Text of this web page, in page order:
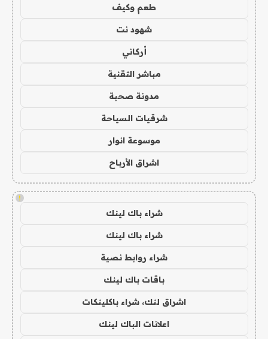
طعم وكيف
شهود نت
أركاني
مباشر التقنية
مدونة صحبة
شرقيات السياحة
موسوعة انوار
اشراق الأرباح
!
شراء باك لينك
شراء باك لينك
شراء روابط نصية
باقات باك لينك
اشراق لنك، شراء باكلينكات
اعلانات الباك لينك